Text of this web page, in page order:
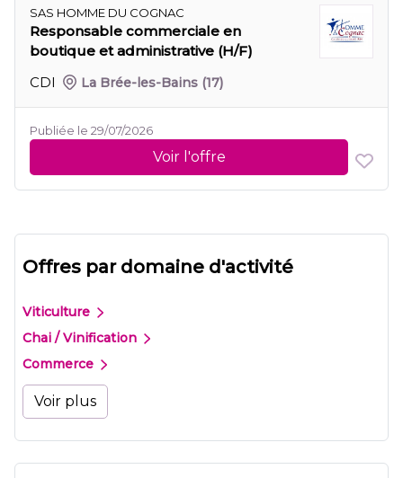
SAS HOMME DU COGNAC
Responsable commerciale en
boutique et administrative (H/F)
CDI
La Brée-les-Bains (17)
Publiée le 29/07/2026
Voir l'offre
Offres par domaine d'activité
Viticulture
Chai / Vinification
Commerce
Voir plus